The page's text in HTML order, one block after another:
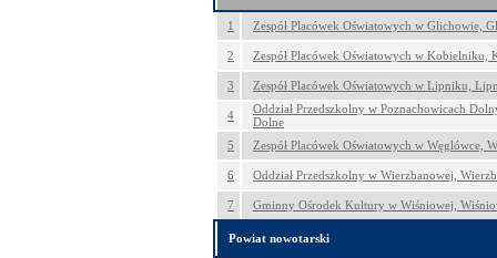
1 Zespół Placówek Oświatowych w Glichowie,
2 Zespół Placówek Oświatowych w Kobielniku,
3 Zespół Placówek Oświatowych w Lipniku,
4
Oddział Przedszkolny w Poznachowicach
Dolne
5
Zespół Placówek Oświatowych w Węglówce,
6 Oddział Przedszkolny w Wierzbanowej,
7 Gminny Ośrodek Kultury w Wiśniowej,
Powiat nowotarski